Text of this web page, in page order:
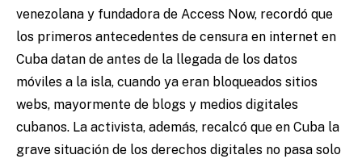
venezolana y fundadora de Access Now, recordó que
los primeros antecedentes de censura en internet en
Cuba datan de antes de la llegada de los datos
móviles a la isla, cuando ya eran bloqueados sitios
webs, mayormente de blogs y medios digitales
cubanos. La activista, además, recalcó que en Cuba la
grave situación de los derechos digitales no pasa solo